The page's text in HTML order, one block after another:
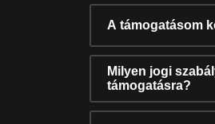
A támogatásom
Milyen jogi
támogatásra?